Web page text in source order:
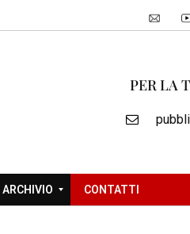
PER LA
ARCHIVIO CONTATTI